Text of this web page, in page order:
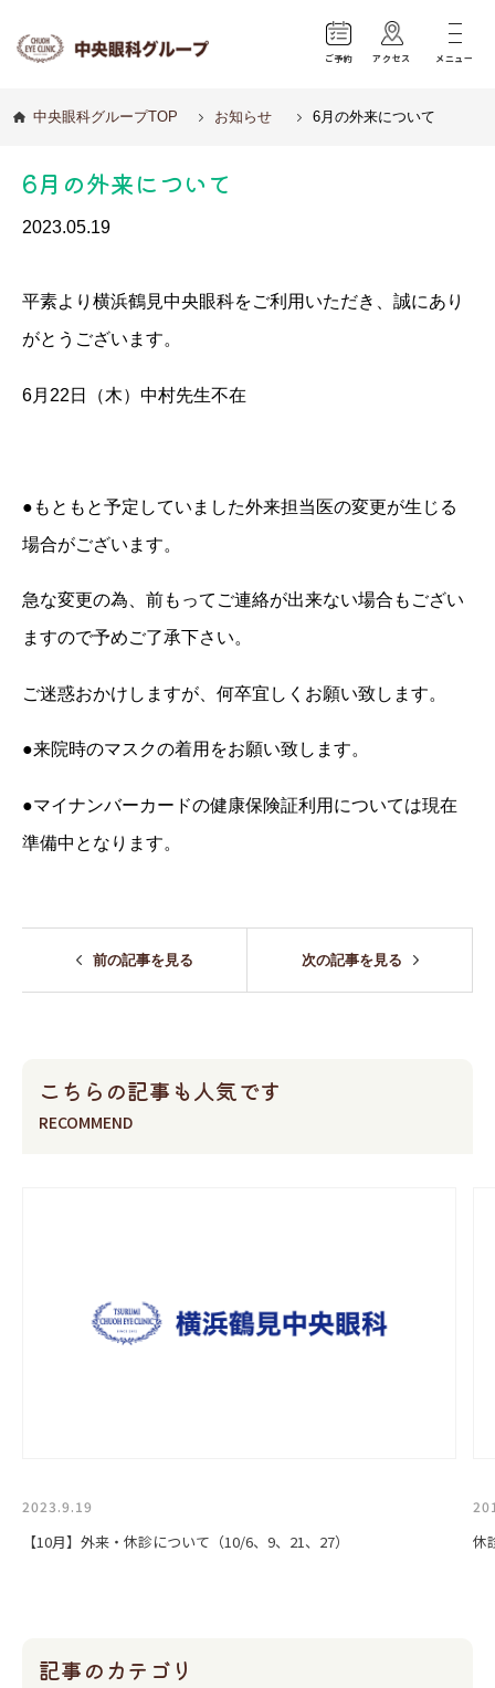
ご予約 アクセス メニュー
中央眼科グループTOP お知らせ 6月の外来について
6月の外来について
2023.05.19
平素より横浜鶴見中央眼科をご利用いただき、誠にあり
がとうございます。
6月22日（木）中村先生不在
●もともと予定していました外来担当医の変更が生じる
場合がございます。
急な変更の為、前もってご連絡が出来ない場合もござい
ますので予めご了承下さい。
ご迷惑おかけしますが、何卒宜しくお願い致します。
●来院時のマスクの着用をお願い致します。
●マイナンバーカードの健康保険証利用については現在
準備中となります。
前の記事を見る 次の記事を見る
こちらの記事も人気です
RECOMMEND
2023.9.19
【10月】外来・休診について（10/6、9、21、27） 休
記事のカテゴリ